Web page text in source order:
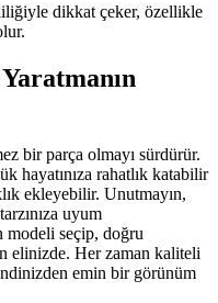
dikkat çeker, özellikle
bir parça olmayı sürdürür.
hayatınıza rahatlık katabilir
ekleyebilir. Unutmayın,
uyum
modeli seçip, doğru
elinizde. Her zaman kaliteli
emin bir görünüm